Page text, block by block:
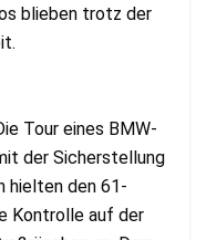
blieben trotz der
Tour eines BMW-
der Sicherstellung
hielten den 61-
Kontrolle auf der